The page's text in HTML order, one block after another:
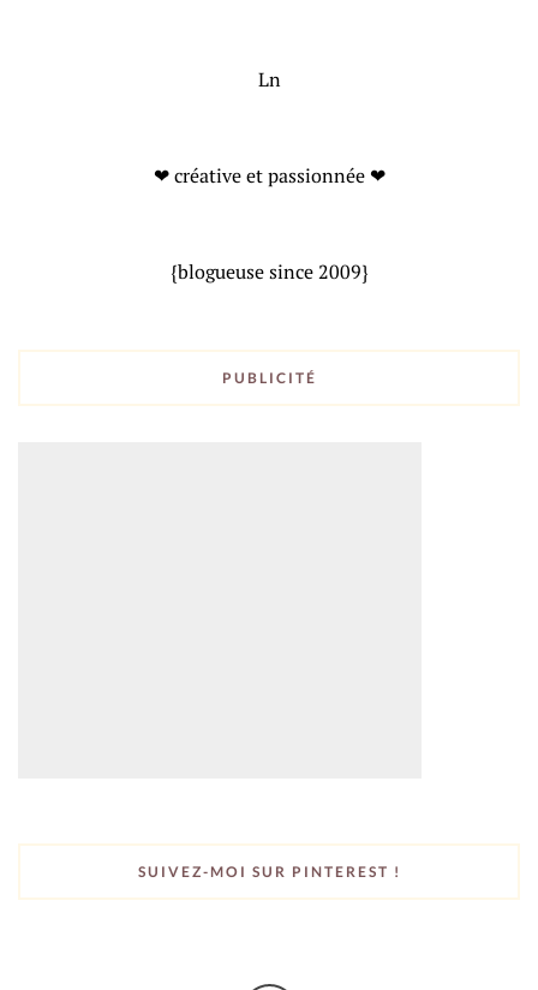
Ln
❤ créative et passionnée ❤
{blogueuse since 2009}
PUBLICITÉ
SUIVEZ-MOI SUR PINTEREST !